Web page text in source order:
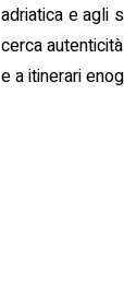
adriatica e agli
cerca
e a itinerari